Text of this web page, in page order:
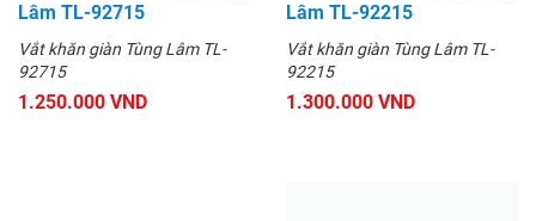
Lâm TL-92715
Vắt khăn giàn Tùng Lâm TL-
92715
1.250.000 VND
Lâm TL-92215
Vắt khăn giàn Tùng Lâm TL-
92215
1.300.000 VND